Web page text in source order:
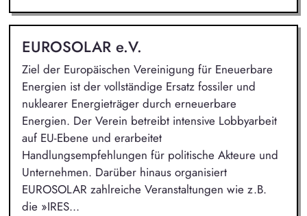
EUROSOLAR e.V.
Ziel der Europäischen Vereinigung für Eneuerbare
Energien ist der vollständige Ersatz fossiler und
nuklearer Energieträger durch erneuerbare
Energien. Der Verein betreibt intensive Lobbyarbeit
auf EU-Ebene und erarbeitet
Handlungsempfehlungen für politische Akteure und
Unternehmen. Darüber hinaus organisiert
EUROSOLAR zahlreiche Veranstaltungen wie z.B.
die »IRES...